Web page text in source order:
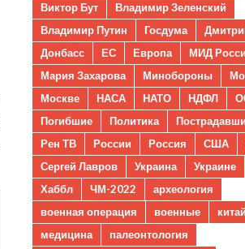
Виктор Бут
Владимир Зеленский
Владимир Путин
Госдума
Донбасс
ЕС Европа
МИД
Мария Захарова
Минобороны
Москве
НАСА НАТО НДФЛ
Погибшие
Политика
Рен ТВ
России Россия США
Сергей Лавров
Украина Украине
Хаббл
ЧМ-2022
археология
военная операция
военные китай
медицина
палеонтология